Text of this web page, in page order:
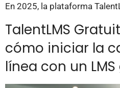
En 2025, la plataforma
TalentLMS
cómo iniciar la
línea con un